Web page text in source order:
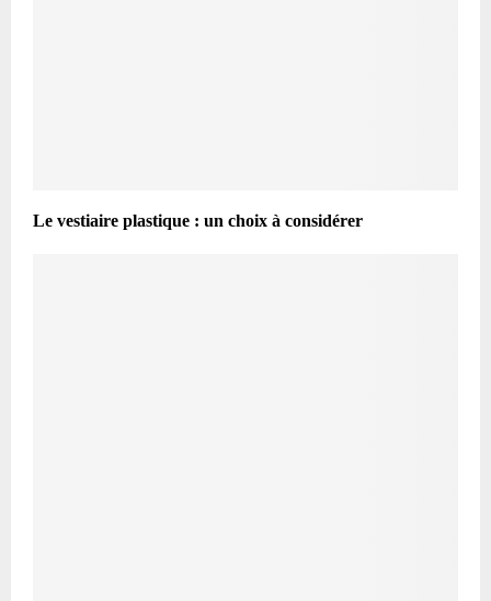
Le vestiaire plastique : un choix à considérer